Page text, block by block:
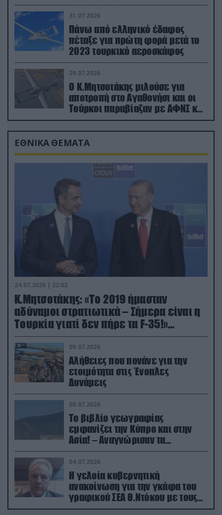
31.07.2026
Πάνω από ελληνικό έδαφος
πέταξε για πρώτη φορά μετά το
2023 τουρκικό αεροσκάφος
29.07.2026
Ο Κ.Μητσοτάκης μιλούσε για
αποτροπή στο Αγαθονήσι και οι
Τούρκοι παραβίαζαν με ΑΦΝΣ και
drone
ΕΘΝΙΚΑ ΘΕΜΑΤΑ
24.07.2026 | 22:02
Κ.Μητσοτάκης: «Το 2019 ήμασταν
αδύναμοι στρατιωτικά – Σήμερα είναι η
Τουρκία γιατί δεν πήρε τα F-35!»
(βίντεο)
09.07.2026
Αλήθειες που πονάνε για την
ετοιμότητα στις Ένοπλες
Δυνάμεις
08.07.2026
Το βιβλίο γεωγραφίας
εμφανίζει την Κύπρο και στην
Ασία! – Αναγνώρισαν τα
κατεχόμενα; (φωτο)
04.07.2026
Η γελοία κυβερνητική
ανακοίνωση για την γκάφα του
γραφικού ΣΕΑ Θ.Ντόκου με τους
Ρώσους φαρσέρ